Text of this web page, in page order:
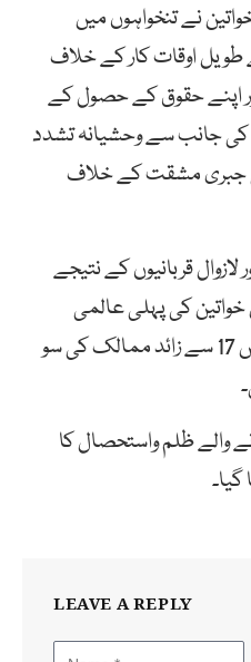
کش خواتین نے تنخواہوں میں
طویل اوقات کار کے خلاف
اپنے حقوق کے حصول کے
کی جانب سے وحشیانہ تشدد
جبری مشقت کے خلاف
قربانیوں کے نتیجے
میں خواتین کی پہلی عالمی
کانفرنس منعقد ہوئی، جس میں 17 سے زائد ممالک کی سو
والے ظلم واستحصال کا
LEAVE A REPLY